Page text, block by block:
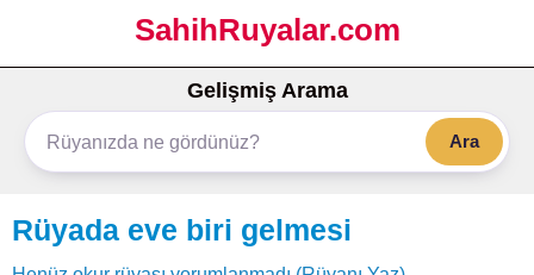
SahihRuyalar.com
Gelişmiş Arama
Ara
Rüyada eve biri gelmesi